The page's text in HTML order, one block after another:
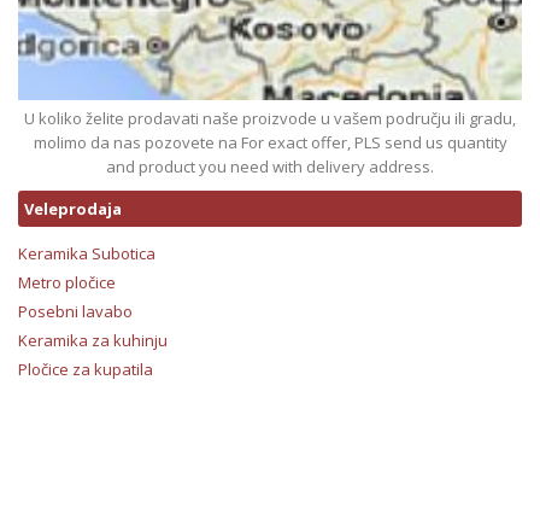
U koliko želite prodavati naše proizvode u vašem području ili gradu,
molimo da nas pozovete na For exact offer, PLS send us quantity
and product you need with delivery address.
Veleprodaja
Keramika Subotica
Metro pločice
Posebni lavabo
Keramika za kuhinju
Pločice za kupatila